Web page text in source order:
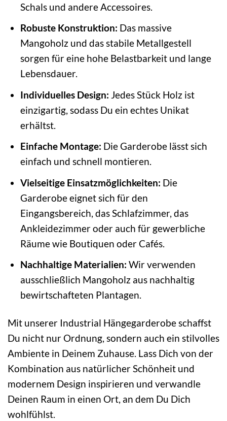
Schals und andere Accessoires.
Robuste Konstruktion: Das massive
Mangoholz und das stabile Metallgestell
sorgen für eine hohe Belastbarkeit und lange
Lebensdauer.
Individuelles Design: Jedes Stück Holz ist
einzigartig, sodass Du ein echtes Unikat
erhältst.
Einfache Montage: Die Garderobe lässt sich
einfach und schnell montieren.
Vielseitige Einsatzmöglichkeiten: Die
Garderobe eignet sich für den
Eingangsbereich, das Schlafzimmer, das
Ankleidezimmer oder auch für gewerbliche
Räume wie Boutiquen oder Cafés.
Nachhaltige Materialien: Wir verwenden
ausschließlich Mangoholz aus nachhaltig
bewirtschafteten Plantagen.
Mit unserer Industrial Hängegarderobe schaffst
Du nicht nur Ordnung, sondern auch ein stilvolles
Ambiente in Deinem Zuhause. Lass Dich von der
Kombination aus natürlicher Schönheit und
modernem Design inspirieren und verwandle
Deinen Raum in einen Ort, an dem Du Dich
wohlfühlst.